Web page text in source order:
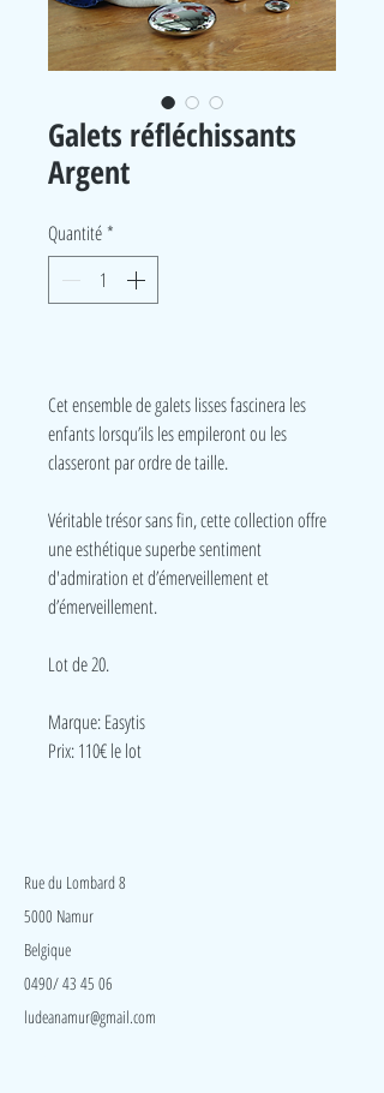
Galets réfléchissants
Argent
Quantité *
Cet ensemble de galets lisses fascinera les
enfants lorsqu’ils les empileront ou les
classeront par ordre de taille.
Véritable trésor sans fin, cette collection offre
une esthétique superbe sentiment
d'admiration et d’émerveillement et
d’émerveillement.
Lot de 20.
Marque: Easytis
Prix: 110€ le lot
Rue du Lombard 8
5000 Namur
Belgique
0490/ 43 45 06
ludeanamur@gmail.com